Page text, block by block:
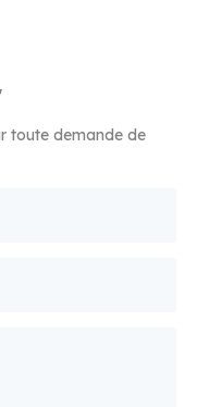
toute demande de